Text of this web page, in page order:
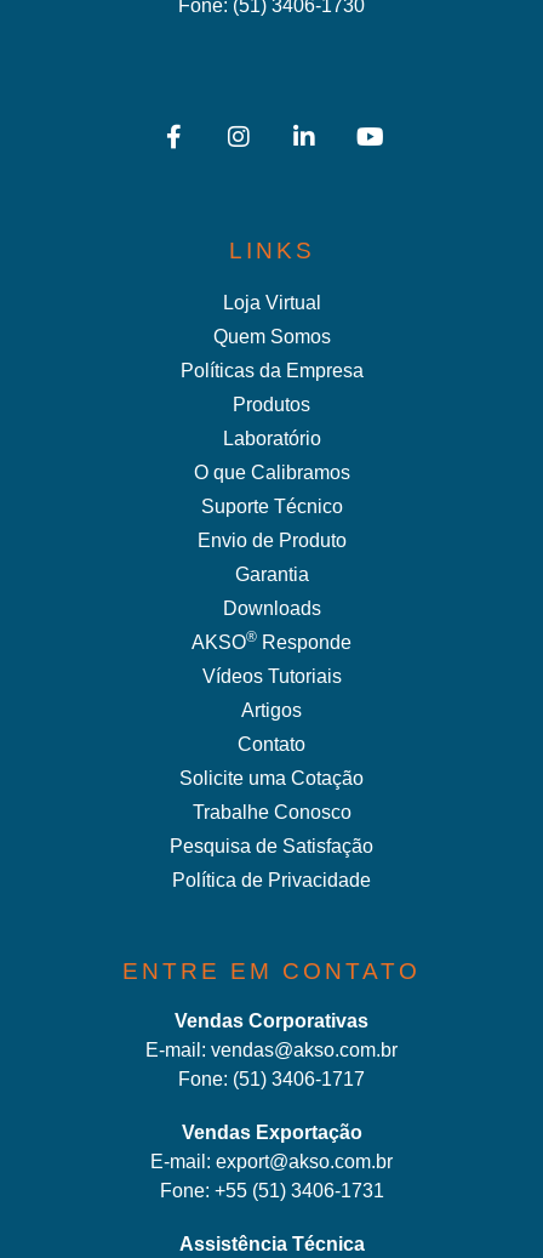
Fone: (51) 3406-1730
LINKS
Loja Virtual
Quem Somos
Políticas da Empresa
Produtos
Laboratório
O que Calibramos
Suporte Técnico
Envio de Produto
Garantia
Downloads
AKSO® Responde
Vídeos Tutoriais
Artigos
Contato
Solicite uma Cotação
Trabalhe Conosco
Pesquisa de Satisfação
Política de Privacidade
ENTRE EM CONTATO
Vendas Corporativas
E-mail: vendas@akso.com.br
Fone: (51) 3406-1717
Vendas Exportação
E-mail: export@akso.com.br
Fone: +55 (51) 3406-1731
Assistência Técnica